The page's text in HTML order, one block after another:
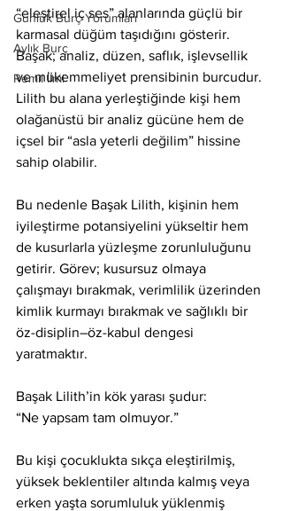
Günlük Burç Yorumları
Aylık Burç
Remil İlmi
“eleştirel iç ses” alanlarında güçlü bir
karmasal düğüm taşıdığını gösterir.
Başak; analiz, düzen, saflık, işlevsellik
ve mükemmeliyet prensibinin burcudur.
Lilith bu alana yerleştiğinde kişi hem
olağanüstü bir analiz gücüne hem de
içsel bir “asla yeterli değilim” hissine
sahip olabilir.
Bu nedenle Başak Lilith, kişinin hem
iyileştirme potansiyelini yükseltir hem
de kusurlarla yüzleşme zorunluluğunu
getirir. Görev; kusursuz olmaya
çalışmayı bırakmak, verimlilik üzerinden
kimlik kurmayı bırakmak ve sağlıklı bir
öz-disiplin–öz-kabul dengesi
yaratmaktır.
Başak Lilith’in kök yarası şudur:
“Ne yapsam tam olmuyor.”
Bu kişi çocuklukta sıkça eleştirilmiş,
yüksek beklentiler altında kalmış veya
erken yaşta sorumluluk yüklenmiş